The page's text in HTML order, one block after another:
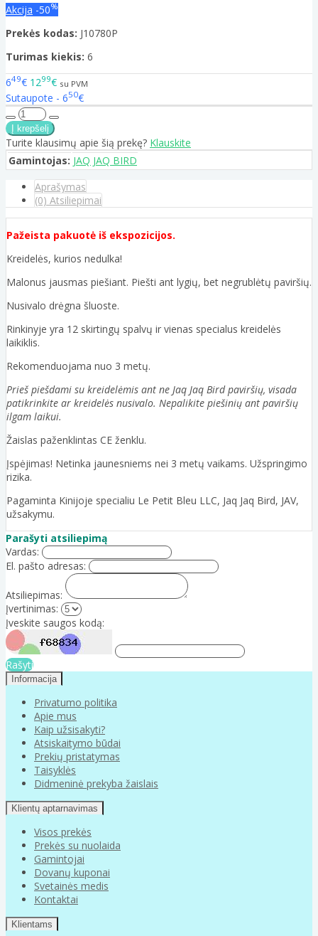
Akcija -50%
Prekės kodas: J10780P
Turimas kiekis: 6
649€ 1299€ su PVM
Sutaupote - 650€
Turite klausimų apie šią prekę? Klauskite
Gamintojas: JAQ JAQ BIRD
Aprašymas
(0) Atsiliepimai
Pažeista pakuotė iš ekspozicijos.
Kreidelės, kurios nedulka!
Malonus jausmas piešiant. Piešti ant lygių, bet negrublėtų paviršių.
Nusivalo drėgna šluoste.
Rinkinyje yra 12 skirtingų spalvų ir vienas specialus kreidelės
laikiklis.
Rekomenduojama nuo 3 metų.
Prieš piešdami su kreidelėmis ant ne Jaq Jaq Bird paviršių, visada
patikrinkite ar kreidelės nusivalo. Nepalikite piešinių ant paviršių
ilgam laikui.
Žaislas paženklintas CE ženklu.
Įspėjimas! Netinka jaunesniems nei 3 metų vaikams. Užspringimo
rizika.
Pagaminta Kinijoje specialiu Le Petit Bleu LLC, Jaq Jaq Bird, JAV,
užsakymu.
Parašyti atsiliepimą
Vardas:
El. pašto adresas:
Atsiliepimas:
Įvertinimas:
Įveskite saugos kodą:
Rašyti
Informacija
Privatumo politika
Apie mus
Kaip užsisakyti?
Atsiskaitymo būdai
Prekių pristatymas
Taisyklės
Didmeninė prekyba žaislais
Klientų aptarnavimas
Visos prekės
Prekės su nuolaida
Gamintojai
Dovanų kuponai
Svetainės medis
Kontaktai
Klientams